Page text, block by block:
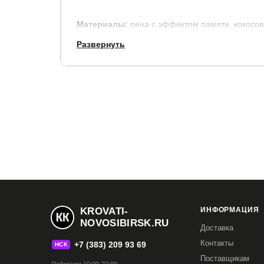
Материалы: пена с эффектом памяти,
синтепоне.
Развернуть
KROVATI-
NOVOSIBIRSK.RU
НСК +7 (383) 209 93 69
ИНФОРМАЦИЯ
Доставка
Контакты
Поставщикам